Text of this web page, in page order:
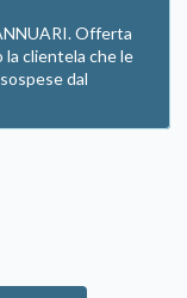
Offerta
la clientela che le
dal